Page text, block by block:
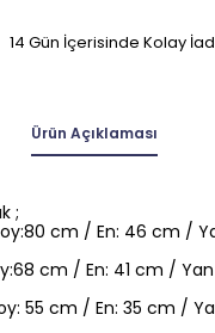
14 Gün İçerisinde Kolay
Ürün Açıklaması
;
cm / En: 46 cm /
cm / En: 41 cm /
55 cm / En: 35 cm /